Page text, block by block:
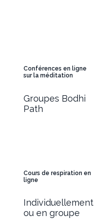
Conférences en ligne
sur la méditation
Groupes Bodhi
Path
Cours de respiration en
ligne
Individuellement
ou en groupe